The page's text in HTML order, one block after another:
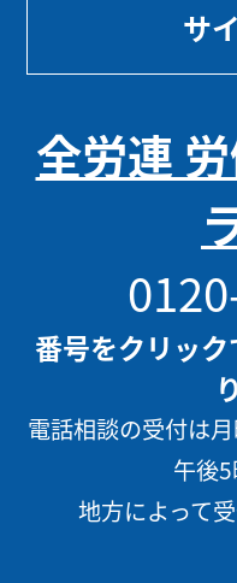
サ
全労連
番号をクリッ
電話相談の受付は
午後5
地方によって